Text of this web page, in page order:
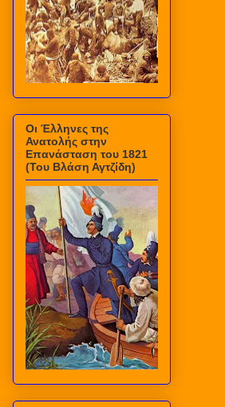
Οι Έλληνες της
Ανατολής στην
Επανάσταση του 1821
(Του Βλάση Αγτζίδη)